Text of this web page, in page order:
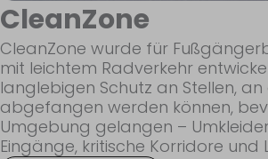
CleanZone
CleanZone wurde für
mit leichtem Radverkehr
langlebigen Schutz an Stellen,
abgefangen werden können,
Umgebung gelangen –
Eingänge, kritische Korridore und